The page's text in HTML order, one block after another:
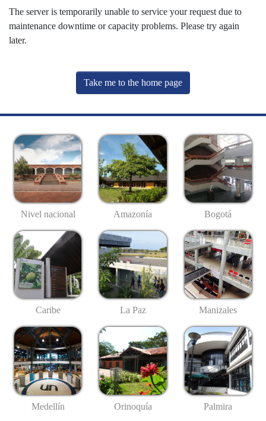
The server is temporarily unable to service your request due to
maintenance downtime or capacity problems. Please try again
later.
Take me to the home page
Nivel nacional Amazonía Bogotá
Caribe La Paz Manizales
Medellín Orinoquía Palmira